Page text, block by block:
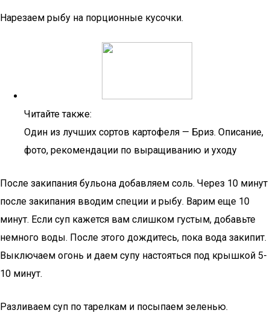
Нарезаем рыбу на порционные кусочки.
Читайте также:
Один из лучших сортов картофеля — Бриз. Описание,
фото, рекомендации по выращиванию и уходу
После закипания бульона добавляем соль. Через 10 минут
после закипания вводим специи и рыбу. Варим еще 10
минут. Если суп кажется вам слишком густым, добавьте
немного воды. После этого дождитесь, пока вода закипит.
Выключаем огонь и даем супу настояться под крышкой 5-
10 минут.
Разливаем суп по тарелкам и посыпаем зеленью.